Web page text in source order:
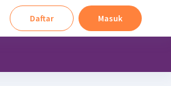
Daftar Masuk